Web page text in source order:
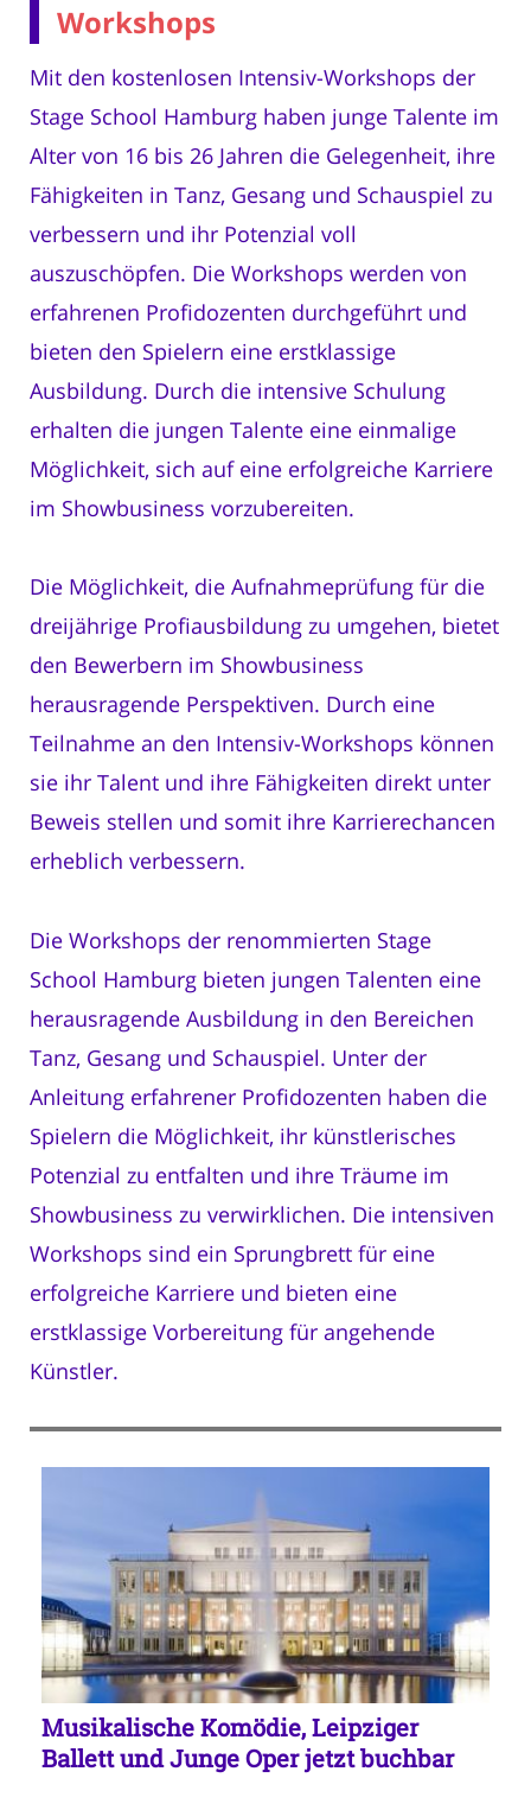
Workshops
Mit den kostenlosen Intensiv-Workshops der
Stage School Hamburg haben junge Talente im
Alter von 16 bis 26 Jahren die Gelegenheit, ihre
Fähigkeiten in Tanz, Gesang und Schauspiel zu
verbessern und ihr Potenzial voll
auszuschöpfen. Die Workshops werden von
erfahrenen Profidozenten durchgeführt und
bieten den Spielern eine erstklassige
Ausbildung. Durch die intensive Schulung
erhalten die jungen Talente eine einmalige
Möglichkeit, sich auf eine erfolgreiche Karriere
im Showbusiness vorzubereiten.
Die Möglichkeit, die Aufnahmeprüfung für die
dreijährige Profiausbildung zu umgehen, bietet
den Bewerbern im Showbusiness
herausragende Perspektiven. Durch eine
Teilnahme an den Intensiv-Workshops können
sie ihr Talent und ihre Fähigkeiten direkt unter
Beweis stellen und somit ihre Karrierechancen
erheblich verbessern.
Die Workshops der renommierten Stage
School Hamburg bieten jungen Talenten eine
herausragende Ausbildung in den Bereichen
Tanz, Gesang und Schauspiel. Unter der
Anleitung erfahrener Profidozenten haben die
Spielern die Möglichkeit, ihr künstlerisches
Potenzial zu entfalten und ihre Träume im
Showbusiness zu verwirklichen. Die intensiven
Workshops sind ein Sprungbrett für eine
erfolgreiche Karriere und bieten eine
erstklassige Vorbereitung für angehende
Künstler.
Musikalische Komödie, Leipziger
Ballett und Junge Oper jetzt buchbar